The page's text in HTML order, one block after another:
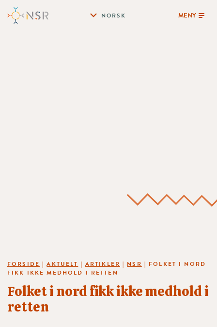
NORSK MENY
FORSIDE |AKTUELT | ARTIKLER | NSR | FOLKET I NORD
FIKK IKKE MEDHOLD I RETTEN
Folket i nord fikk ikke medhold i
retten